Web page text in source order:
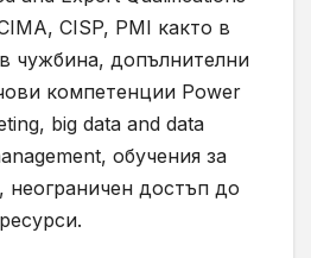
CISP, PMI както в
чужбина, допълнителни
компетенции Power
big data and data
обучения за
достъп до